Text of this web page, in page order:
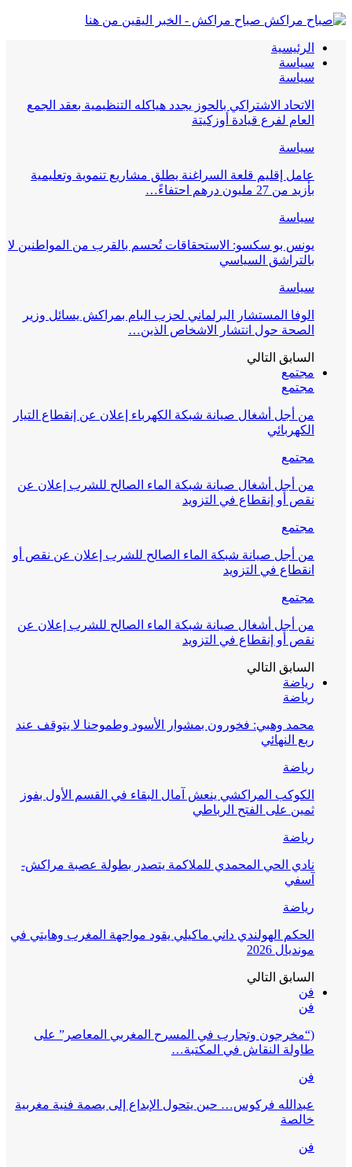
صباح مراكش - الخبر اليقين من هنا
الرئيسية
سياسة
سياسة
الاتحاد الاشتراكي بالحوز يجدد هياكله التنظيمية بعقد الجمع
العام لفرع قيادة أوزكيتة
سياسة
عامل إقليم قلعة السراغنة يطلق مشاريع تنموية وتعليمية
بأزيد من 27 مليون درهم احتفاءً…
سياسة
يونس بو سكسو: الاستحقاقات تُحسم بالقرب من المواطنين لا
بالتراشق السياسي
سياسة
الوفا المستشار البرلماني لحزب البام بمراكش يسائل وزير
الصحة حول انتشار الاشخاص الذين…
السابق التالي
مجتمع
مجتمع
من أجل أشغال صيانة شبكة الكهرباء إعلان عن إنقطاع التيار
الكهربائي
مجتمع
من أجل أشغال صيانة شبكة الماء الصالح للشرب إعلان عن
نقص أو إنقطاع في التزويد
مجتمع
من أجل صيانة شبكة الماء الصالح للشرب إعلان عن نقص أو
انقطاع في التزويد
مجتمع
من أجل أشغال صيانة شبكة الماء الصالح للشرب إعلان عن
نقص أو إنقطاع في التزويد
السابق التالي
رياضة
رياضة
محمد وهبي: فخورون بمشوار الأسود وطموحنا لا يتوقف عند
ربع النهائي
رياضة
الكوكب المراكشي ينعش آمال البقاء في القسم الأول بفوز
ثمين على الفتح الرباطي
رياضة
نادي الحي المحمدي للملاكمة يتصدر بطولة عصبة مراكش-
آسفي
رياضة
الحكم الهولندي داني ماكيلي يقود مواجهة المغرب وهايتي في
مونديال 2026
السابق التالي
فن
فن
(“مخرجون وتجارب في المسرح المغربي المعاصر” على
طاولة النقاش في المكتبة…
فن
عبدالله فركوس… حين يتحول الإبداع إلى بصمة فنية مغربية
خالصة
فن